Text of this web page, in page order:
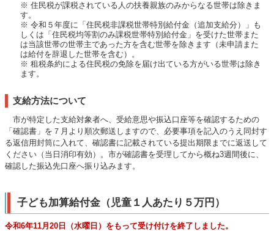
※ 住民税が課税されている人の扶養親族のみからなる世帯は除きま
す。
※ 令和５年度に「住民税非課税世帯特別給付金（追加支給分）」も
しくは「住民税均等割のみ課税世帯特別給付金」を受けた世帯また
は当該世帯の世帯主であった方を含む世帯を除きます（未申請また
は給付を辞退した世帯を含む）。
※ 租税条約による住民税の免除を届け出ている方がいる世帯は除き
ます。
支給方法について
市が特定した支給対象者へ、受給意思や振込口座等を確認するための
「確認書」を７月より順次郵送しますので、必要事項を記入のうえ同封す
る返信用封筒に入れて、確認書に記載されている提出期限までに返送して
ください（当日消印有効）。市が確認書を受理してから概ね3週間後に、
確認した振込先口座へ振り込みます。
子ども加算給付金（児童１人あたり５万円）
令和6年11月20日（水曜日）をもって受け付けを終了しました。